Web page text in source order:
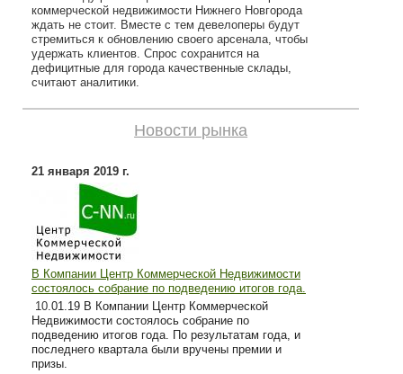
коммерческой недвижимости Нижнего Новгорода
ждать не стоит. Вместе с тем девелоперы будут
стремиться к обновлению своего арсенала, чтобы
удержать клиентов. Спрос сохранится на
дефицитные для города качественные склады,
считают аналитики.
Новости рынка
21 января 2019 г.
В Компании Центр Коммерческой Недвижимости
состоялось собрание по подведению итогов года.
10.01.19 В Компании Центр Коммерческой
Недвижимости состоялось собрание по
подведению итогов года. По результатам года, и
последнего квартала были вручены премии и
призы.